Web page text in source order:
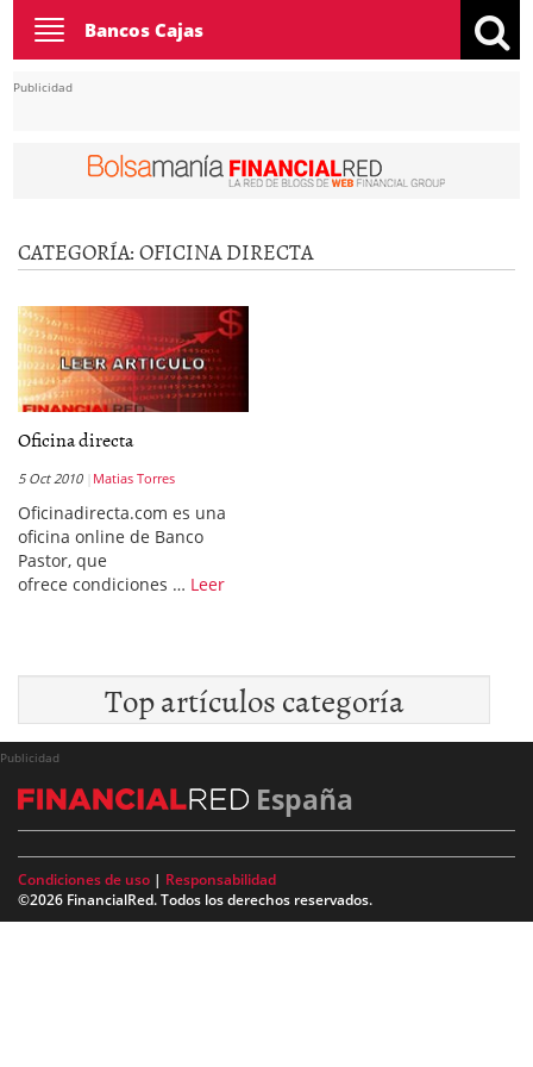
Toggle
navigation
Bancos Cajas
Publicidad
CATEGORÍA:OFICINA DIRECTA
Oficina directa
5 Oct 2010 Matias Torres
Oficinadirecta.com es una
oficina online de Banco
Pastor, que
ofrece condiciones … Leer
Top artículos categoría
Publicidad
España
Condiciones de uso | Responsabilidad
©2026 FinancialRed. Todos los derechos reservados.